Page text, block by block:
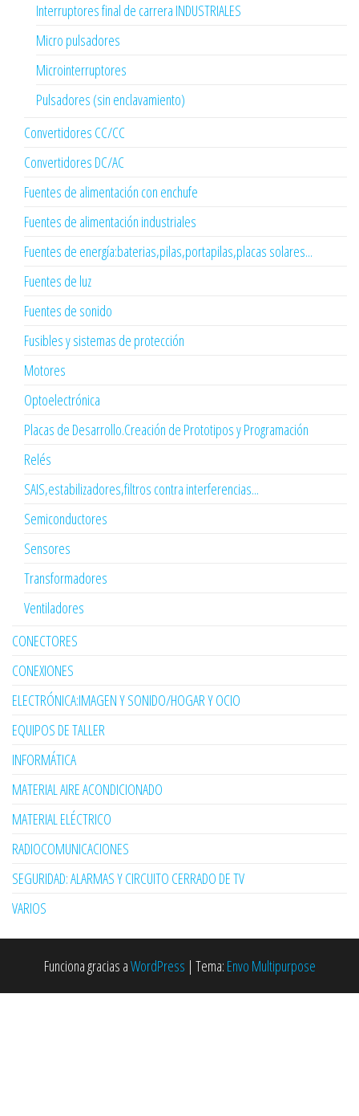
Interruptores final de carrera INDUSTRIALES
Micro pulsadores
Microinterruptores
Pulsadores (sin enclavamiento)
Convertidores CC/CC
Convertidores DC/AC
Fuentes de alimentación con enchufe
Fuentes de alimentación industriales
Fuentes de energía:baterias,pilas,portapilas,placas solares...
Fuentes de luz
Fuentes de sonido
Fusibles y sistemas de protección
Motores
Optoelectrónica
Placas de Desarrollo.Creación de Prototipos y Programación
Relés
SAIS,estabilizadores,filtros contra interferencias...
Semiconductores
Sensores
Transformadores
Ventiladores
CONECTORES
CONEXIONES
ELECTRÓNICA:IMAGEN Y SONIDO/HOGAR Y OCIO
EQUIPOS DE TALLER
INFORMÁTICA
MATERIAL AIRE ACONDICIONADO
MATERIAL ELÉCTRICO
RADIOCOMUNICACIONES
SEGURIDAD: ALARMAS Y CIRCUITO CERRADO DE TV
VARIOS
Funciona gracias aWordPress | Tema: Envo Multipurpose